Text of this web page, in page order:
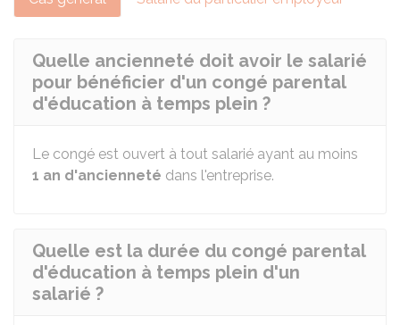
Quelle ancienneté doit avoir le salarié
pour bénéficier d'un congé parental
d'éducation à temps plein ?
Le congé est ouvert à tout salarié ayant au moins
1 an d'ancienneté dans l'entreprise.
Quelle est la durée du congé parental
d'éducation à temps plein d'un
salarié ?